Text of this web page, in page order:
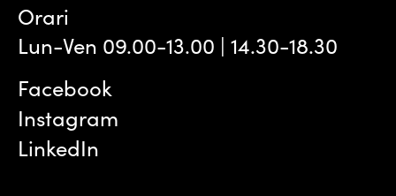
Orari
Lun-Ven 09.00-13.00 | 14.30-18.30
Facebook
Instagram
LinkedIn